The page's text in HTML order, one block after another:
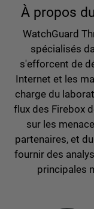
À propos
WatchGuard
spécialisés
s'efforcent de
Internet et les
charge du
flux des Firebox
sur les
partenaires, et
fournir des
principales